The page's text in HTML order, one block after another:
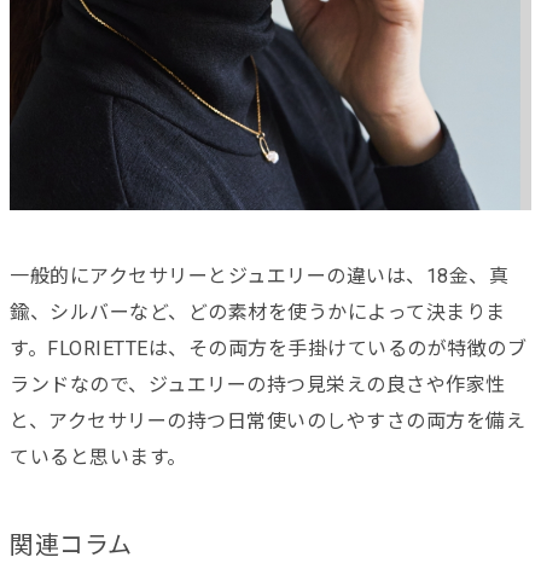
一般的にアクセサリーとジュエリーの違いは、18金、真
鍮、シルバーなど、どの素材を使うかによって決まりま
す。FLORIETTEは、その両方を手掛けているのが特徴のブ
ランドなので、ジュエリーの持つ見栄えの良さや作家性
と、アクセサリーの持つ日常使いのしやすさの両方を備え
ていると思います。
関連コラム